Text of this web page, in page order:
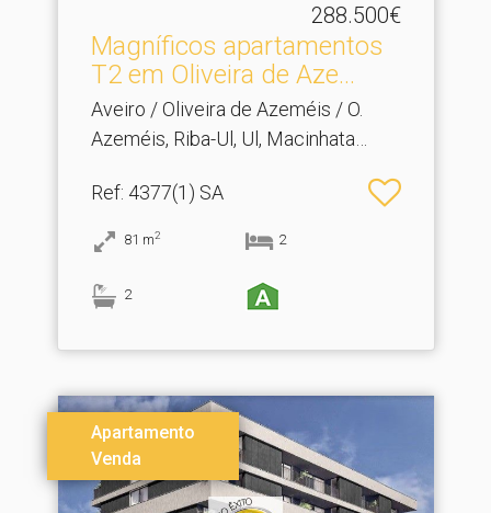
288.500€
Magníficos apartamentos
T2 em Oliveira de Aze.​..
Aveiro / Oliveira de Azeméis / O.
Azeméis, Riba-Ul, Ul, Macinhata
Ref: 4377(1) SA
81 m2 2
2
Apartamento
Venda